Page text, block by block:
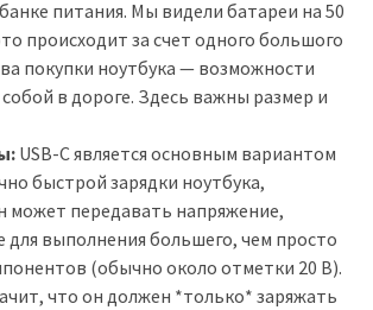
питания. Мы видели батареи на 50
происходит за счет одного большого
покупки ноутбука — возможности
собой в дороге. Здесь важны размер и
USB-C является основным вариантом
быстрой зарядки ноутбука,
может передавать напряжение,
для выполнения большего, чем просто
(обычно около отметки 20 В).
что он должен *только* заряжать